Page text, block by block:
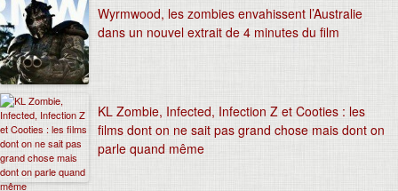
Wyrmwood, les zombies envahissent l’Australie
dans un nouvel extrait de 4 minutes du film
KL Zombie, Infected, Infection Z et Cooties : les
films dont on ne sait pas grand chose mais dont on
parle quand même